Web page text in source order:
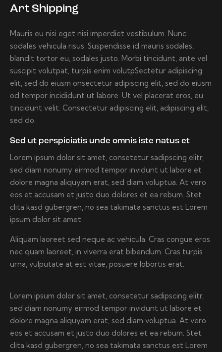
Art Shipping
Mauris eu nisi eget nisi imperdiet vestibulum. Nunc
sodales vehicula risus. Suspendisse id mauris sodales,
blandit tortor eu, sodales justo. Morbi tincidunt, ante vel
suscipit volutpat, turpis enim volutpSectetur adipiscing
elit, sed do eiusm onsectetur adipiscing elit, sed do eiusm
od tempor incididunt ut labore. Ut vel placerat eros, eu
tincidunt velit. Consectetur adipiscing elit, adipiscing elit,
sed do.
Sed ut perspiciatis unde omnis iste natus et
Lorem ipsum dolor sit amet, consetetur sadipscing elitr,
sed diam nonumy eirmod tempor invidunt ut labore et
dolore magna aliquyam erat, sed diam voluptua. At vero
eos et accusam et justo duo dolores et ea rebum. Stet
clita kasd gubergren, no sea takimata sanctus est Lorem
ipsum dolor sit amet.
Aliquam laoreet sed neque ac vehicula. Cras congue eros
nec quam laoreet, in viverra erat bibendum. Cras turpis
urna, vulputate at est vitae, posuere lobortis erat.
Lorem ipsum dolor sit amet, consetetur sadipscing elitr,
sed diam nonumy eirmod tempor invidunt ut labore et
dolore magna aliquyam erat, sed diam voluptua. At vero
eos et accusam et justo duo dolores et ea rebum. Stet
clita kasd gubergren, no sea takimata sanctus est Lorem